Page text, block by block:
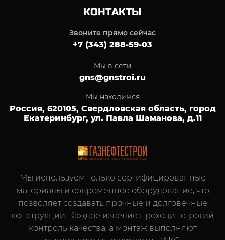
КОНТАКТЫ
Звоните прямо сейчас
+7 (343) 288-59-03
Мы в сети
gns@gnstroi.ru
Мы находимся
Россия, 620105, Свердловская область, город
Екатеринбург, ул. Павла Шаманова, д.11
Мы используем только сертифицированные
материалы и современное оборудование, что
позволяет создавать прочные и долговечные
конструкции. Каждое изделие проходит строгий
контроль качества, а монтаж выполняют